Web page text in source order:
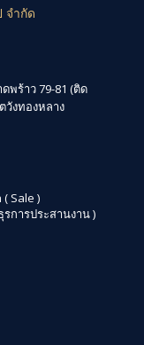
จำกัด
พร้าว 79-81 (ติด
วังทองหลาง
Sale )
รการประสานงาน )